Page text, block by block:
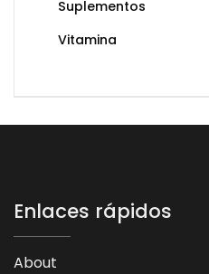
Suplementos
Vitamina
Enlaces rápidos
About